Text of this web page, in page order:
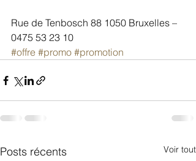
Rue de Tenbosch 88 1050 Bruxelles –
0475 53 23 10
#offre #promo #promotion
Posts récents Voir tout